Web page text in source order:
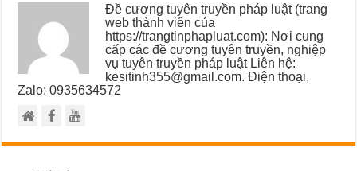
Đề cương tuyên truyền pháp luật (trang
web thành viên của
https://trangtinphapluat.com): Nơi cung
cấp các đề cương tuyên truyền, nghiệp
vụ tuyên truyền pháp luật Liên hệ:
kesitinh355@gmail.com. Điện thoại,
Zalo: 0935634572